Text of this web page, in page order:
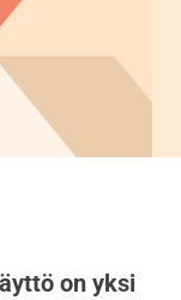
on yksi